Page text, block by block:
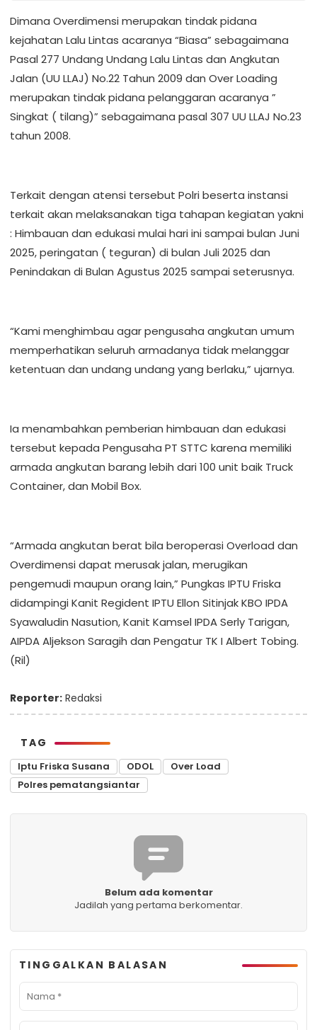
Dimana Overdimensi merupakan tindak pidana
kejahatan Lalu Lintas acaranya “Biasa” sebagaimana
Pasal 277 Undang Undang Lalu Lintas dan Angkutan
Jalan (UU LLAJ) No.22 Tahun 2009 dan Over Loading
merupakan tindak pidana pelanggaran acaranya ”
Singkat ( tilang)” sebagaimana pasal 307 UU LLAJ No.23
tahun 2008.
Terkait dengan atensi tersebut Polri beserta instansi
terkait akan melaksanakan tiga tahapan kegiatan yakni
: Himbauan dan edukasi mulai hari ini sampai bulan Juni
2025, peringatan ( teguran) di bulan Juli 2025 dan
Penindakan di Bulan Agustus 2025 sampai seterusnya.
“Kami menghimbau agar pengusaha angkutan umum
memperhatikan seluruh armadanya tidak melanggar
ketentuan dan undang undang yang berlaku,” ujarnya.
Ia menambahkan pemberian himbauan dan edukasi
tersebut kepada Pengusaha PT STTC karena memiliki
armada angkutan barang lebih dari 100 unit baik Truck
Container, dan Mobil Box.
“Armada angkutan berat bila beroperasi Overload dan
Overdimensi dapat merusak jalan, merugikan
pengemudi maupun orang lain,” Pungkas IPTU Friska
didampingi Kanit Regident IPTU Ellon Sitinjak KBO IPDA
Syawaludin Nasution, Kanit Kamsel IPDA Serly Tarigan,
AIPDA Aljekson Saragih dan Pengatur TK I Albert Tobing.
(Ril)
Reporter: Redaksi
TAG
Iptu Friska Susana ODOL
Over Load
Polres pematangsiantar
Belum ada komentar
Jadilah yang pertama berkomentar.
TINGGALKAN BALASAN